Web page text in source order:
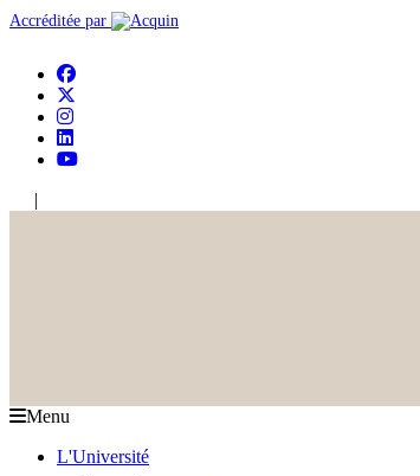
Accréditée par
|
Menu
L'Université